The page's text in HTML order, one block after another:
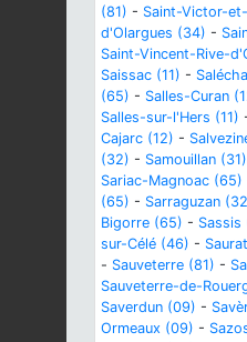
(81) - Saint-Victor-
d'Olargues (34) -
Saint-Vincent-Rive-
Saissac (11) -
(65) - Salles-Curan
Salles-sur-l'Hers (11)
Cajarc (12) -
(32) - Samouillan (31)
Sariac-Magnoac (65)
(65) - Sarraguzan
Bigorre (65) - Sassis
sur-Célé (46) -
- Sauveterre (81) -
Sauveterre-de-
Saverdun (09) -
Ormeaux (09) -